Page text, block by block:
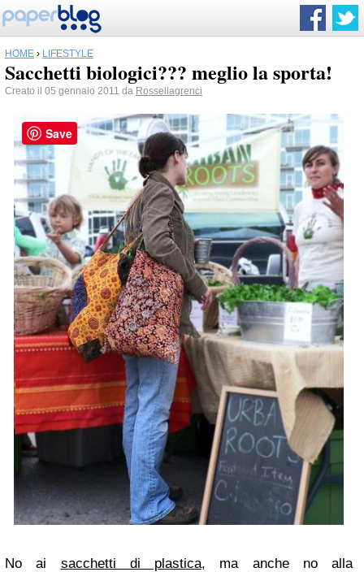
HOME › LIFESTYLE
Sacchetti biologici??? meglio la sporta!
Creato il 05 gennaio 2011 da Rossellagrenci
No ai sacchetti di plastica, ma anche no alla
Save